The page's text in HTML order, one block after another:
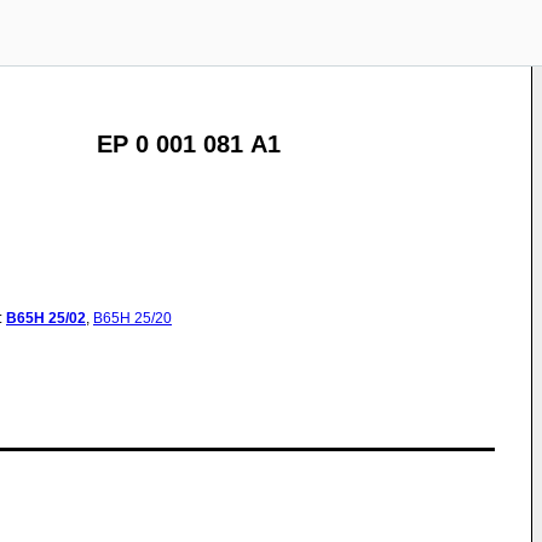
EP 0 001 081 A1
: B65H 25/02, B65H 25/20